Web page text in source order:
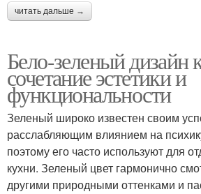
читать дальше →
Бело-зеленый дизайн
сочетание эстетики и
функциональности
Зеленый широко известен своим
расслабляющим влиянием на
поэтому его часто используют для
кухни. Зеленый цвет гармонично
другими природными оттенками и